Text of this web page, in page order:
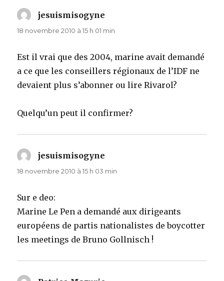
jesuismisogyne
18 novembre 2010 à 15 h 01 min
Est il vrai que des 2004, marine avait demandé
a ce que les conseillers régionaux de l’IDF ne
devaient plus s’abonner ou lire Rivarol?
Quelqu’un peut il confirmer?
jesuismisogyne
18 novembre 2010 à 15 h 03 min
Sur e deo:
Marine Le Pen a demandé aux dirigeants
européens de partis nationalistes de boycotter
les meetings de Bruno Gollnisch !